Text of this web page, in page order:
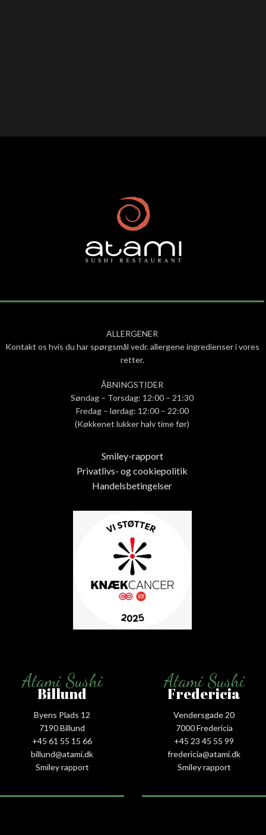
ALLERGENER
Kontakt os hvis du har spørgsmål vedr. allergene ingredienser i vores
retter.
ÅBNINGSTIDER
Søndag – Torsdag: 12:00 – 21:30
Fredag – lørdag: 12:00 – 22:00
(Køkkenet lukker halv time før)
Smiley-rapport
Privatlivs- og cookiepolitik
Handelsbetingelser
Atami Sushi
Billund
Byens Plads 12
7190 Billund
+45 61 55 15 66‬
billund@atami.dk
Smiley rapport
Atami Sushi
Fredericia
Vendersgade 20
7000 Fredericia
+45 23 45 55 99
fredericia@atami.dk
Smiley rapport